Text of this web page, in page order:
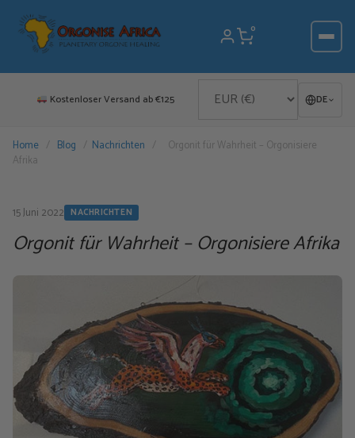
Inhalt
springen
0
Kostenloser Versand ab €125 DE
Home / Blog / Nachrichten /
Orgonit für Wahrheit – Orgonisiere
Afrika
15 Juni 2022 NACHRICHTEN
Orgonit für Wahrheit – Orgonisiere Afrika